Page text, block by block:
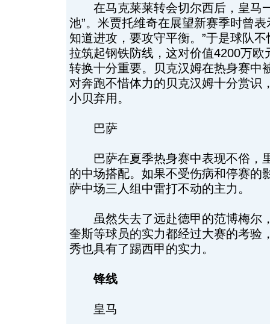
在马克莱莱转会切尔西后，皇马
池”。米贾托维奇在展望新赛季时曾
知道进攻，要攻守平衡。”于是球队
拉筑起钢铁防线，这对价值4200万欧
转换十分重要。贝克汉姆在热身赛中
对奔跑不惜体力的贝克汉姆十分赏识
小贝弃用。
巴萨
巴萨在夏季热身赛中表现不俗，
的中场搭配。如果不受伤病和停赛的
萨中场三人组中雷打不动的主力。
虽然失去了远赴德甲的范博梅尔
奎斯等球员的实力都经过大赛的考验
秀也具有了踢西甲的实力。
锋线
皇马